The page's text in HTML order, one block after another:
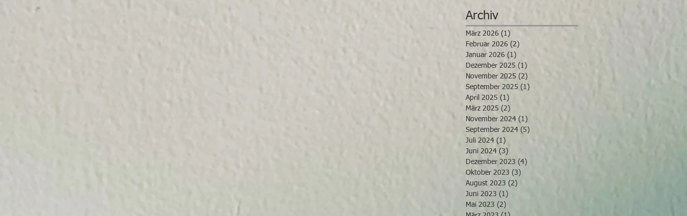
Archiv
März 2026 (1)
Februar 2026 (2)
Januar 2026 (1)
Dezember 2025 (1)
November 2025 (2)
September 2025 (1)
April 2025 (1)
März 2025 (2)
November 2024 (1)
September 2024 (5)
Juli 2024 (1)
Juni 2024 (3)
Dezember 2023 (4)
Oktober 2023 (3)
August 2023 (2)
Juni 2023 (1)
Mai 2023 (2)